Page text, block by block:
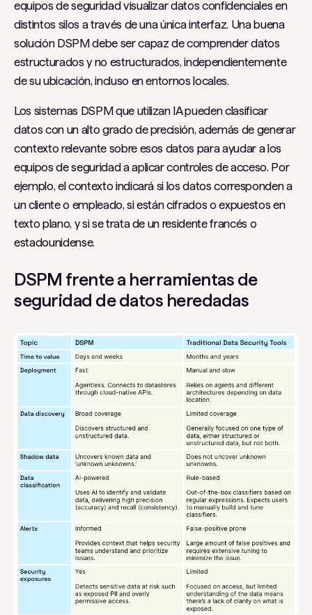
equipos de seguridad visualizar datos confidenciales en
distintos silos a través de una única interfaz. Una buena
solución DSPM debe ser capaz de comprender datos
estructurados y no estructurados, independientemente
de su ubicación, incluso en entornos locales.
Los sistemas DSPM que utilizan IA pueden clasificar
datos con un alto grado de precisión, además de generar
contexto relevante sobre esos datos para ayudar a los
equipos de seguridad a aplicar controles de acceso. Por
ejemplo, el contexto indicará si los datos corresponden a
un cliente o empleado, si están cifrados o expuestos en
texto plano, y si se trata de un residente francés o
estadounidense.
DSPM frente a herramientas de
seguridad de datos heredadas